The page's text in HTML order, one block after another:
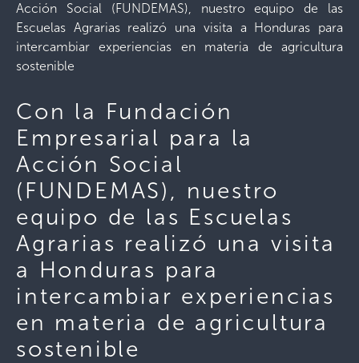
Acción Social (FUNDEMAS), nuestro equipo de las
Escuelas Agrarias realizó una visita a Honduras para
intercambiar experiencias en materia de agricultura
sostenible
Con la Fundación
Empresarial para la
Acción Social
(FUNDEMAS), nuestro
equipo de las Escuelas
Agrarias realizó una visita
a Honduras para
intercambiar experiencias
en materia de agricultura
sostenible